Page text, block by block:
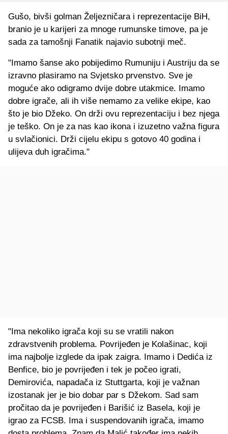
Gušo, bivši golman Željezničara i reprezentacije BiH,
branio je u karijeri za mnoge rumunske timove, pa je
sada za tamošnji Fanatik najavio subotnji meč.
"Imamo šanse ako pobijedimo Rumuniju i Austriju da se
izravno plasiramo na Svjetsko prvenstvo. Sve je
moguće ako odigramo dvije dobre utakmice. Imamo
dobre igrače, ali ih više nemamo za velike ekipe, kao
što je bio Džeko. On drži ovu reprezentaciju i bez njega
je teško. On je za nas kao ikona i izuzetno važna figura
u svlačionici. Drži cijelu ekipu s gotovo 40 godina i
ulijeva duh igračima."
"Ima nekoliko igrača koji su se vratili nakon
zdravstvenih problema. Povrijeđen je Kolašinac, koji
ima najbolje izglede da ipak zaigra. Imamo i Dedića iz
Benfice, bio je povrijeđen i tek je počeo igrati,
Demirovića, napadača iz Stuttgarta, koji je važnan
izostanak jer je bio dobar par s Džekom. Sad sam
pročitao da je povrijeđen i Barišić iz Basela, koji je
igrao za FCSB. Ima i suspendovanih igrača, imamo